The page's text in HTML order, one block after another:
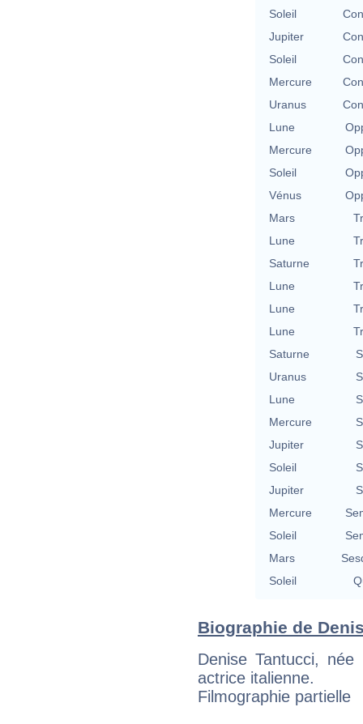
Soleil
Jupiter
Soleil
Mercure
Uranus
Lune
Mercure
Soleil
Vénus
Mars
Lune
Saturne
Lune
Lune
Lune
Saturne
Uranus
Lune
Mercure
Jupiter
Soleil
Jupiter
Mercure
Soleil
Mars
Soleil
Biographie de
Denise Tantucci,
actrice italienne.
Filmographie partielle